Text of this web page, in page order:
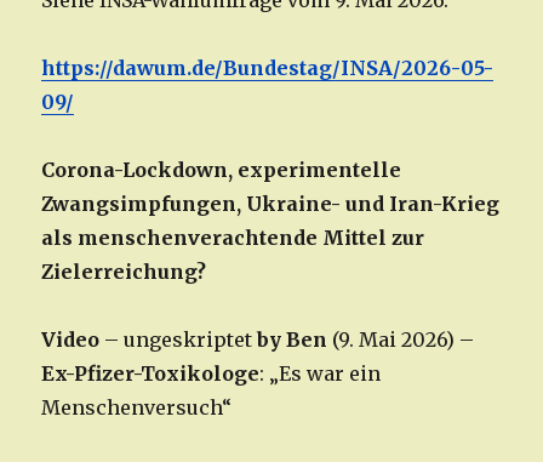
https://dawum.de/Bundestag/INSA/2026-05-
09/
Corona-Lockdown, experimentelle
Zwangsimpfungen, Ukraine- und Iran-Krieg
als menschenverachtende Mittel zur
Zielerreichung?
Video – ungeskriptetby Ben (9. Mai 2026) –
Ex-Pfizer-Toxikologe: „Es war ein
Menschenversuch“